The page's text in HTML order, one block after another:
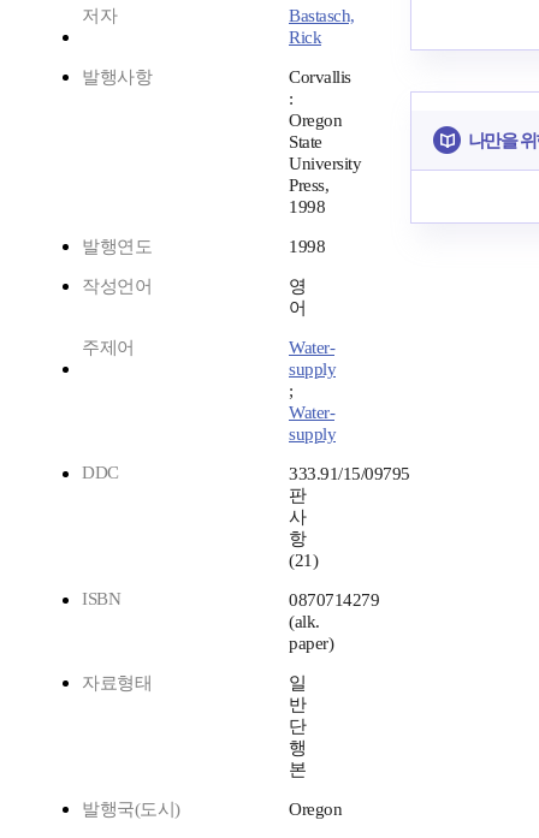
저자
Bastasch,
Rick
발행사항
Corvallis
:
Oregon
State
University
Press,
1998
발행연도 1998
작성언어
영
어
주제어
Water-
supply
;
Water-
supply
DDC
333.91/15/09795
판
사
항
(21)
ISBN
0870714279
(alk.
paper)
자료형태
일
반
단
행
본
발행국(도시) Oregon
나만을